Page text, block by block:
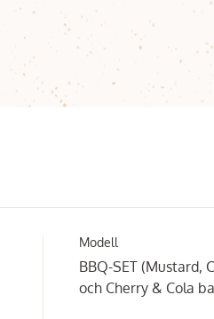
Modell
BBQ-SET (Mustard,
och Cherry & Cola